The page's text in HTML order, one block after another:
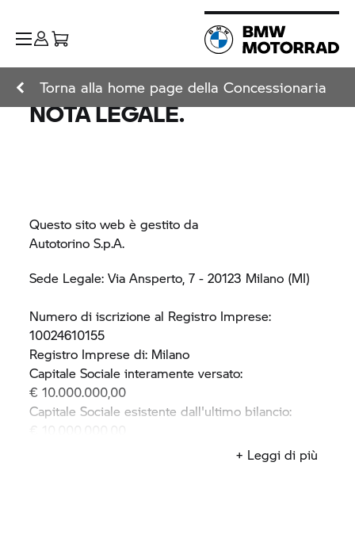
Torna alla home page della Concessionaria
NOTA LEGALE.
Questo sito web è gestito da
Autotorino S.p.A.
Sede Legale: Via Ansperto, 7 - 20123 Milano (MI)
Numero di iscrizione al Registro Imprese:
10024610155
Registro Imprese di: Milano
Capitale Sociale interamente versato:
€ 10.000.000,00
Capitale Sociale esistente dall'ultimo bilancio:
€ 10.000.000,00
+ Leggi di più